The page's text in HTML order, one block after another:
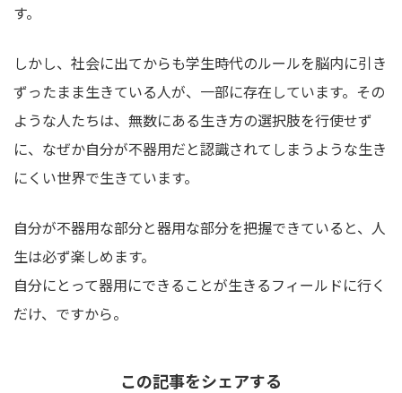
す。
しかし、社会に出てからも学生時代のルールを脳内に引き
ずったまま生きている人が、一部に存在しています。その
ような人たちは、無数にある生き方の選択肢を行使せず
に、なぜか自分が不器用だと認識されてしまうような生き
にくい世界で生きています。
自分が不器用な部分と器用な部分を把握できていると、人
生は必ず楽しめます。
自分にとって器用にできることが生きるフィールドに行く
だけ、ですから。
この記事をシェアする